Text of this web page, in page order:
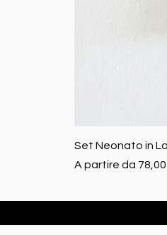
Set Neonato in
A partire da
Prezzo scontato